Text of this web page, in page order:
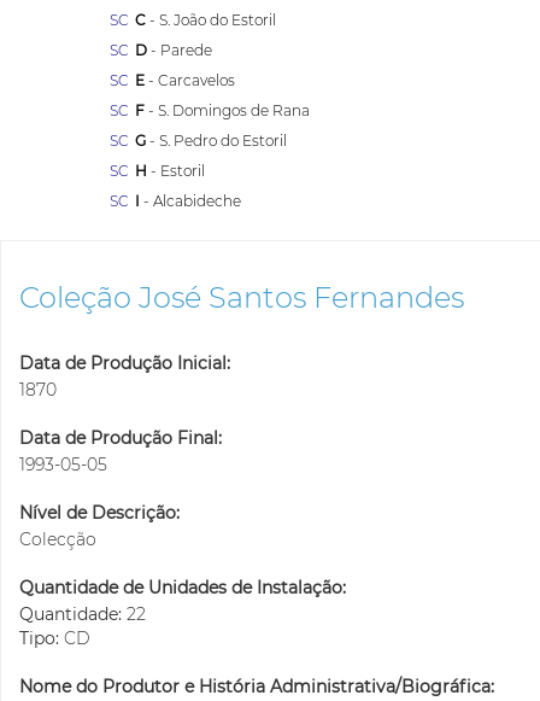
SC C - S. João do Estoril
SC D - Parede
SC E - Carcavelos
SC F - S. Domingos de Rana
SC G - S. Pedro do Estoril
SC H - Estoril
SC I - Alcabideche
Coleção José Santos Fernandes
Data de Produção Inicial:
1870
Data de Produção Final:
1993-05-05
Nível de Descrição:
Colecção
Quantidade de Unidades de Instalação:
Quantidade: 22
Tipo: CD
Nome do Produtor e História Administrativa/Biográfica: